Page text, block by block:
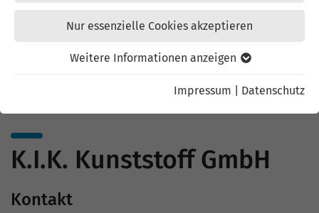
Nur essenzielle Cookies akzeptieren
Weitere Informationen anzeigen
Impressum Datenschutz
K.I.K. Kunststoff GmbH
Kontakt